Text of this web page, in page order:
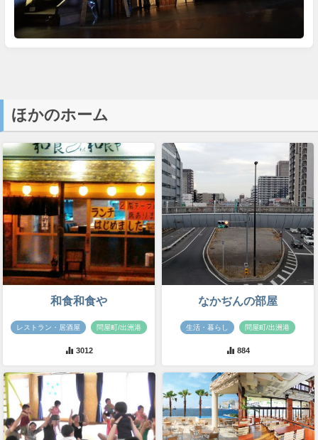
ほかのホーム
和食和食や
レストラン・居酒屋 問屋町/出洲港
3012
なかぢんの部屋
生活・暮らし 問屋町/出洲港
884